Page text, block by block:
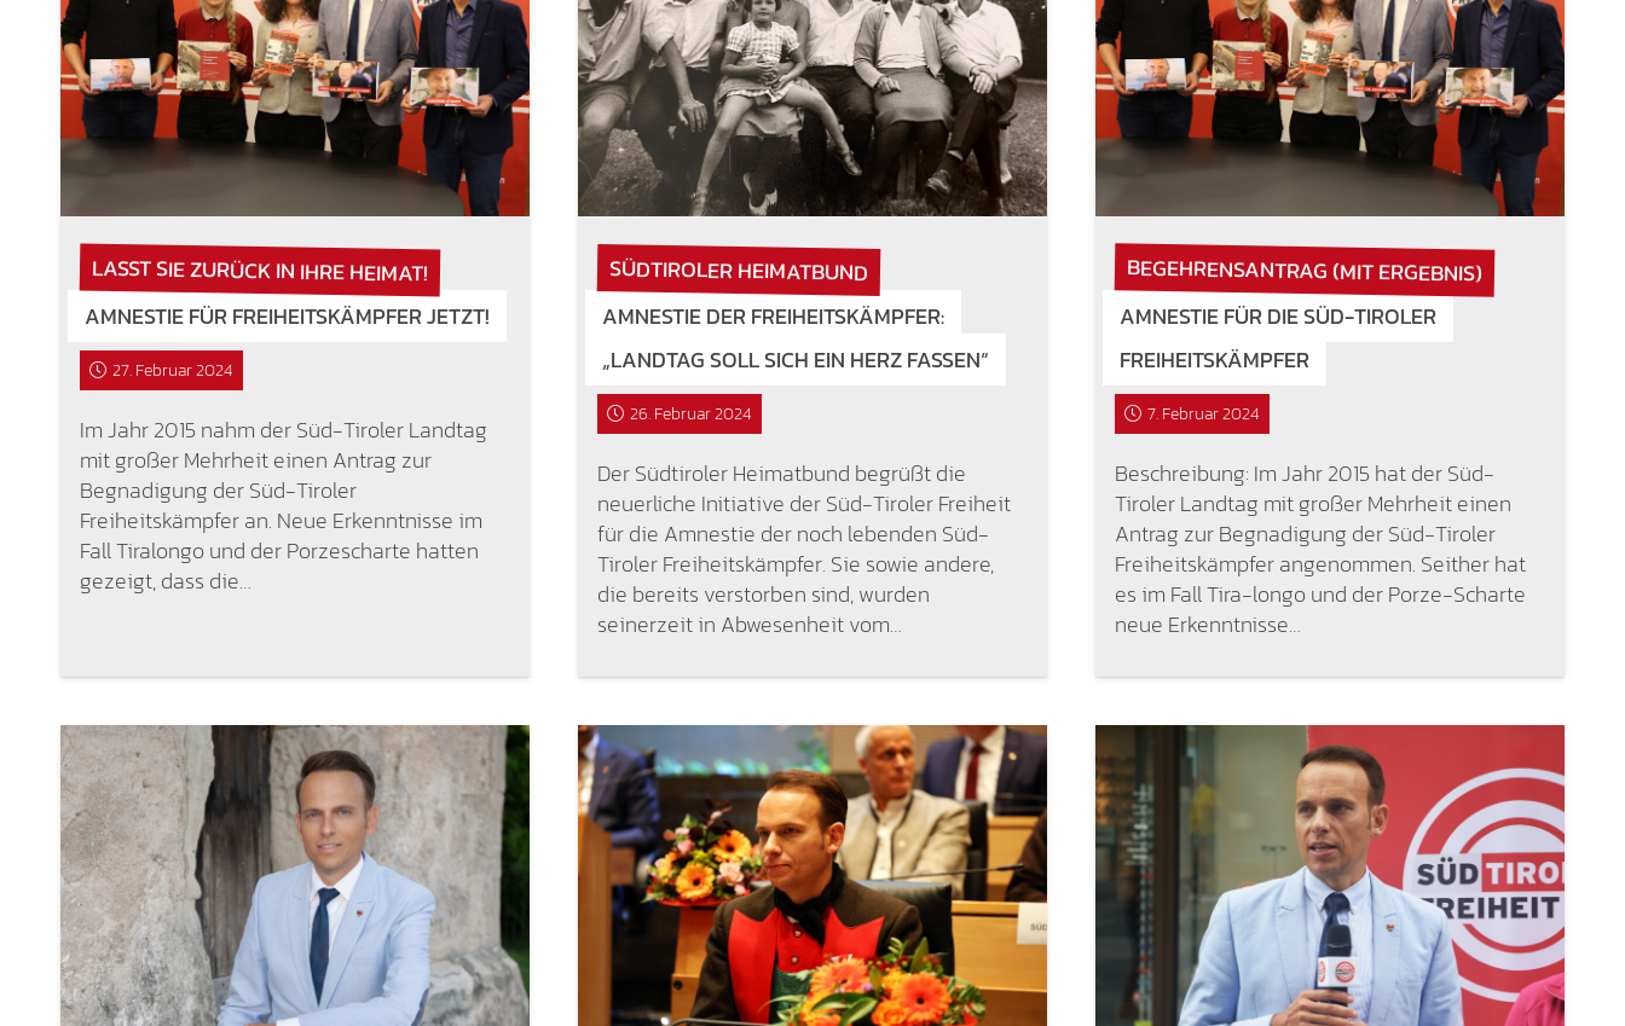
LASST SIE ZURÜCK IN IHRE HEIMAT!
AMNESTIE FÜR FREIHEITSKÄMPFER JETZT!
27. Februar 2024
Im Jahr 2015 nahm der Süd-Tiroler Landtag
mit großer Mehrheit einen Antrag zur
Begnadigung der Süd-Tiroler
Freiheitskämpfer an. Neue Erkenntnisse im
Fall Tiralongo und der Porzescharte hatten
gezeigt, dass die…
SÜDTIROLER HEIMATBUND
AMNESTIE DER FREIHEITSKÄMPFER:
„LANDTAG SOLL SICH EIN HERZ FASSEN“
26. Februar 2024
Der Südtiroler Heimatbund begrüßt die
neuerliche Initiative der Süd-Tiroler Freiheit
für die Amnestie der noch lebenden Süd-
Tiroler Freiheitskämpfer. Sie sowie andere,
die bereits verstorben sind, wurden
seinerzeit in Abwesenheit vom…
BEGEHRENSANTRAG (MIT ERGEBNIS)
AMNESTIE FÜR DIE SÜD-TIROLER
FREIHEITSKÄMPFER
7. Februar 2024
Beschreibung: Im Jahr 2015 hat der Süd-
Tiroler Landtag mit großer Mehrheit einen
Antrag zur Begnadigung der Süd-Tiroler
Freiheitskämpfer angenommen. Seither hat
es im Fall Tira-longo und der Porze-Scharte
neue Erkenntnisse…